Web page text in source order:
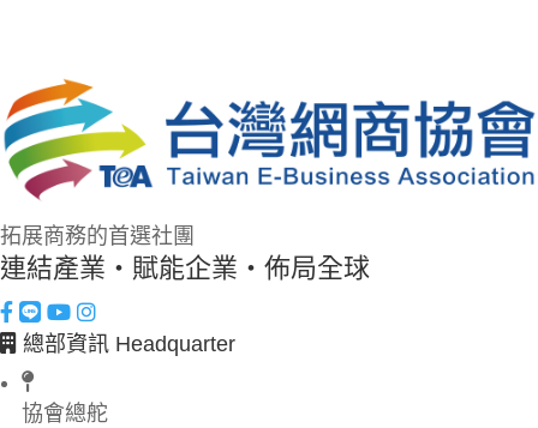
拓展商務的首選社團
連結產業・賦能企業・佈局全球
總部資訊 Headquarter
協會總舵